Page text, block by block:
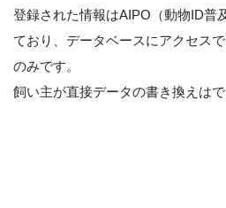
登録された情報はAIPO（動物ID普
ており、データベースにアクセス
のみです。
飼い主が直接データの書き換えはで